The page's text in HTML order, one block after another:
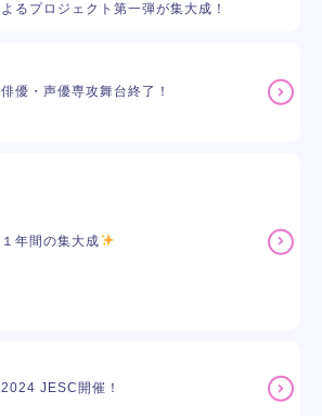
よるプロジェクト第一弾が集大成！
俳優・声優専攻舞台終了！
１年間の集大成
2024 JESC開催！